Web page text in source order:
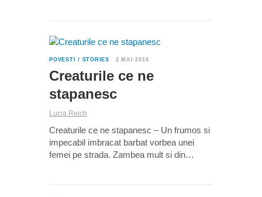
POVESTI / STORIES 2 MAI 2016
Creaturile ce ne
stapanesc
Lucia Reich
Creaturile ce ne stapanesc – Un frumos si
impecabil imbracat barbat vorbea unei
femei pe strada. Zambea mult si din…